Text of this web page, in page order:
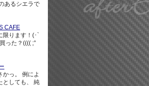
あるシエラで
CAFE
限ります！(･`
った？(((( ;°
かっ。 例によ
としても、 純